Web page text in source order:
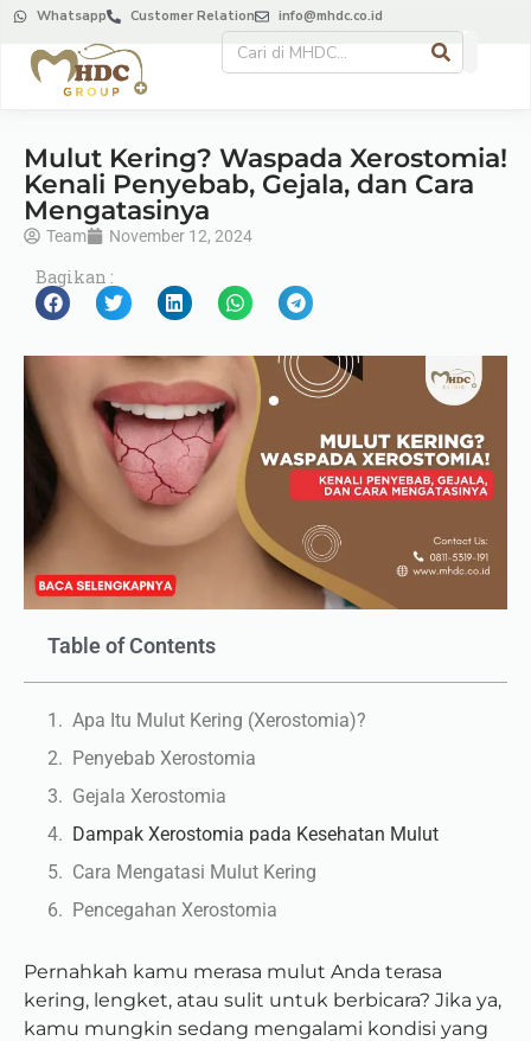
Whatsapp Customer Relation info@mhdc.co.id
Mulut Kering? Waspada Xerostomia!
Kenali Penyebab, Gejala, dan Cara
Mengatasinya
Team November 12, 2024
Bagikan :
Table of Contents
Apa Itu Mulut Kering (Xerostomia)?
Penyebab Xerostomia
Gejala Xerostomia
Dampak Xerostomia pada Kesehatan Mulut
Cara Mengatasi Mulut Kering
Pencegahan Xerostomia
Pernahkah kamu merasa mulut Anda terasa
kering, lengket, atau sulit untuk berbicara? Jika ya,
kamu mungkin sedang mengalami kondisi yang